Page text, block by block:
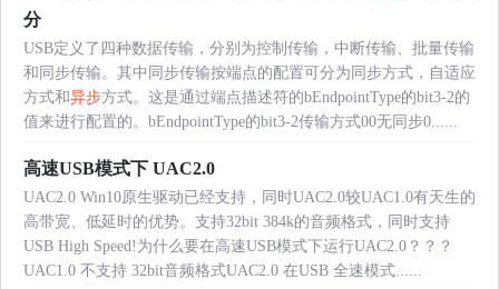
分
USB定义了四种数据传输，分别为控制传输，中断传输、批量传输
和同步传输。其中同步传输按端点的配置可分为同步方式，自适应
方式和异步方式。这是通过端点描述符的bEndpointType的bit3-2的
值来进行配置的。bEndpointType的bit3-2传输方式00无同步0......
高速USB模式下 UAC2.0
UAC2.0 Win10原生驱动已经支持，同时UAC2.0较UAC1.0有天生的
高带宽、低延时的优势。支持32bit 384k的音频格式，同时支持
USB High Speed!为什么要在高速USB模式下运行UAC2.0？？？
UAC1.0 不支持 32bit音频格式UAC2.0 在USB 全速模式......